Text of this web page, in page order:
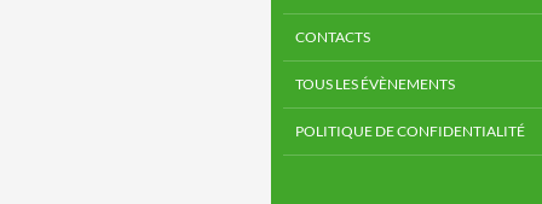
CONTACTS
TOUS LES ÉVÈNEMENTS
POLITIQUE DE CONFIDENTIALITÉ